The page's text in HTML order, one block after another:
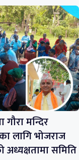
गौरा मन्दिर
लागि भोजराज
अध्यक्षतामा समिति